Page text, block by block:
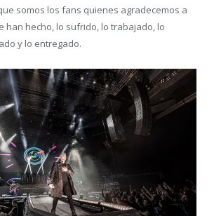
somos los fans quienes agradecemos a
han hecho, lo sufrido, lo trabajado, lo
y lo entregado.